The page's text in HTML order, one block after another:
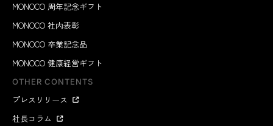
MONOCO 周年記念ギフト
MONOCO 社内表彰
MONOCO 卒業記念品
MONOCO 健康経営ギフト
OTHER CONTENTS
プレスリリース
社長コラム